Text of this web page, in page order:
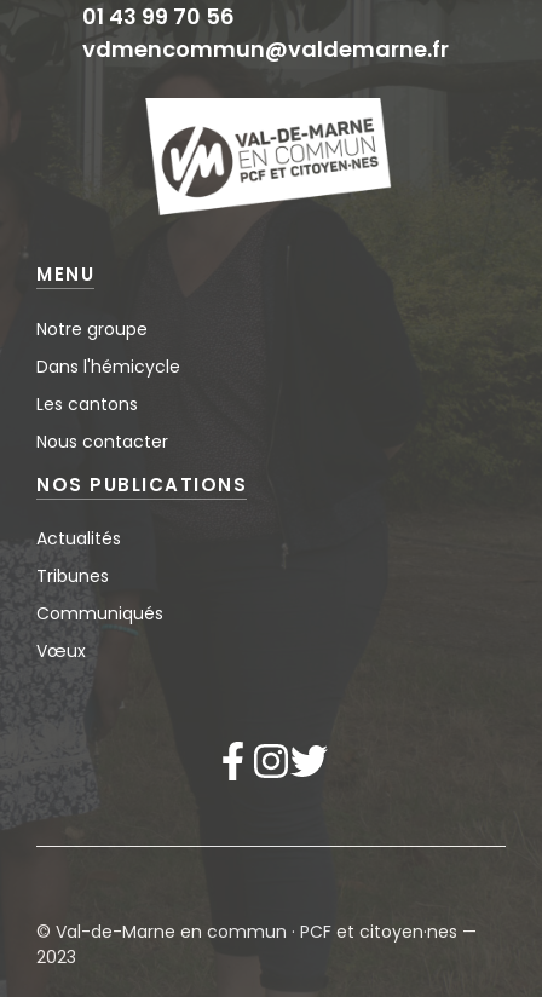
01 43 99 70 56
vdmencommun@valdemarne.fr
MENU
Notre groupe
Dans l'hémicycle
Les cantons
Nous contacter
NOS PUBLICATIONS
Actualités
Tribunes
Communiqués
Vœux
© Val-de-Marne en commun · PCF et citoyen·nes —
2023